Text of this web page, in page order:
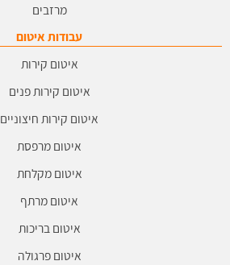
מרזבים
עבודות איטום
איטום קירות
איטום קירות פנים
איטום קירות חיצוניים
איטום מרפסת
איטום מקלחת
איטום מרתף
איטום בריכות
איטום פרגולה